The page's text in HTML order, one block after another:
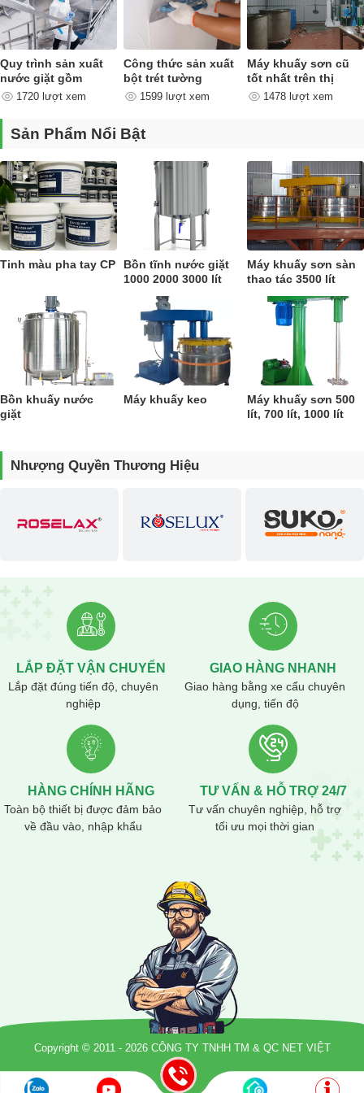
Nên mua bồn tĩnh nước giặt 1000 2000 3000 lít
ở đâu ?
Do tính phổ biến của bồn tĩnh nước giặt 1000 2000 3000 lít ngày
càng tăng nên cũng có rất nhiều nơi bán hàng kém chất lượng ảnh
hưởng trực tiếp đến người dùng. NET VIỆT hiện là đơn vị được cơ sở
sản xuất, nhà máy tin tưởng lựa chọn cùng với kinh nghiệm nhiều năm
trong lĩnh vực sản xuất máy móc nên quý khách hàng cứ tin tưởng về
chất lượng.
Ngoài chất lượng ra thì giá thành cũng là yếu tố quan trọng, giá mà
NET VIỆT đưa ra rất phải chăng cũng với chính sách bảo hành lâu
dài, thái độ phục vụ, tư vấn rất hàng rất nhiệt tình sẽ khiến khách hàng
hài lòng.
CÔNG TY TNHH TM & QC NET VIỆT
Địa chỉ: 16, Phan Trọng Tuệ, Thanh Trì, Hà Nội
Xưởng sx : Cầu Tuân, Yên Nghĩa, Hà Đông, Hà Nội
Quy trình sản xuất
nước giặt gồm
những công đoạn
1720 lượt xem
Công thức sản xuất
bột trét tường
1599 lượt xem
Máy khuấy sơn cũ
tốt nhất trên thị
trường
1478 lượt xem
Sản Phẩm Nổi Bật
Tinh màu pha tay CP
Bồn tĩnh nước giặt
1000 2000 3000 lít
Máy khuấy sơn sàn
thao tác 3500 lít
Bồn khuấy nước
giặt
Máy khuấy keo
Máy khuấy sơn 500
lít, 700 lít, 1000 lít
Nhượng Quyền Thương Hiệu
LẮP ĐẶT VẬN CHUYỂN
Lắp đặt đúng tiến độ, chuyên
nghiệp
GIAO HÀNG NHANH
Giao hàng bằng xe cẩu chuyên
dụng, tiến độ
HÀNG CHÍNH HÃNG
Toàn bộ thiết bị được đảm bảo
về đầu vào, nhập khẩu
TƯ VẤN & HỖ TRỢ 24/7
Tư vấn chuyên nghiệp, hỗ trợ
tối ưu mọi thời gian
Copyright © 2011 - 2026 CÔNG TY TNHH TM & QC NET VIỆT